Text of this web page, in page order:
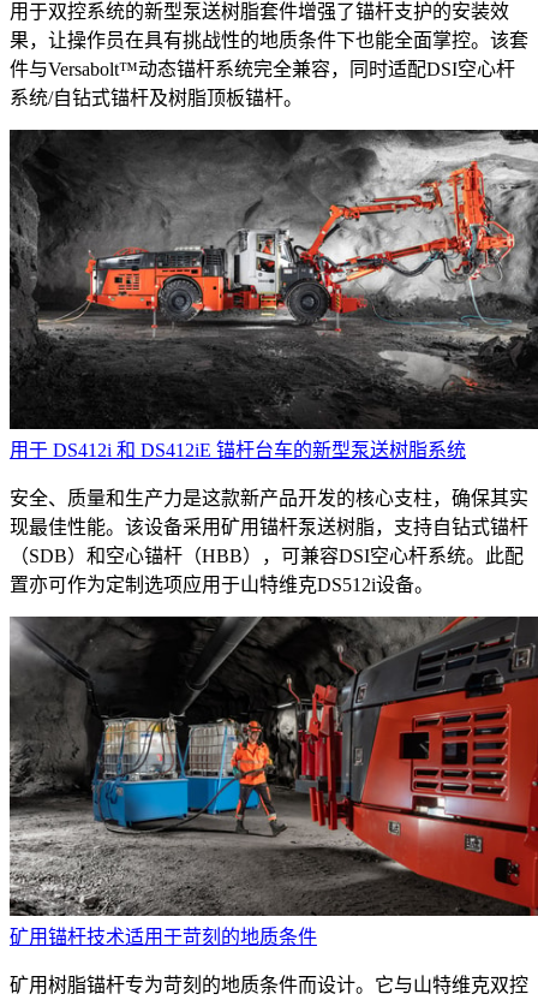
用于双控系统的新型泵送树脂套件增强了锚杆支护的安装效
果，让操作员在具有挑战性的地质条件下也能全面掌控。该套
件与Versabolt™动态锚杆系统完全兼容，同时适配DSI空心杆
系统/自钻式锚杆及树脂顶板锚杆。
用于 DS412i 和 DS412iE 锚杆台车的新型泵送树脂系统
安全、质量和生产力是这款新产品开发的核心支柱，确保其实
现最佳性能。该设备采用矿用锚杆泵送树脂，支持自钻式锚杆
（SDB）和空心锚杆（HBB），可兼容DSI空心杆系统。此配
置亦可作为定制选项应用于山特维克DS512i设备。
矿用锚杆技术适用于苛刻的地质条件
矿用树脂锚杆专为苛刻的地质条件而设计。它与山特维克双控